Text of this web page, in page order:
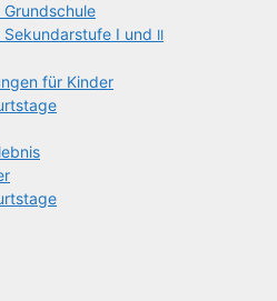
Sekun­dar­stu­fe I und II
für Kinder